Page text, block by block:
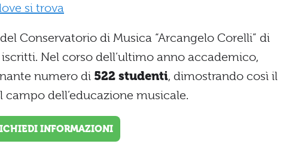
si trova
Conservatorio di Musica “Arcangelo Corelli” di
Nel corso dell’ultimo anno accademico,
numero di 522 studenti, dimostrando così il
dell’educazione musicale.
INFORMAZIONI